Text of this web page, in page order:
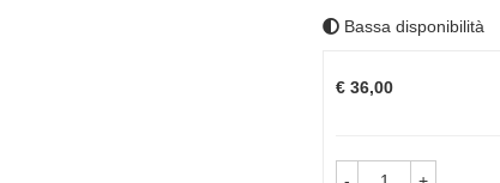
Bassa disponibilità
€ 36,00